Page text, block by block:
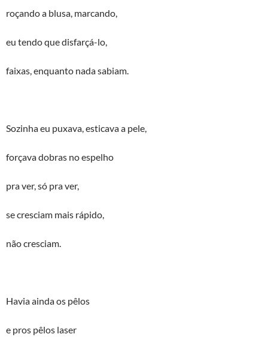
roçando a blusa, marcando,
eu tendo que disfarçá-lo,
faixas, enquanto nada sabiam.
Sozinha eu puxava, esticava a pele,
forçava dobras no espelho
pra ver, só pra ver,
se cresciam mais rápido,
não cresciam.
Havia ainda os pêlos
e pros pêlos laser